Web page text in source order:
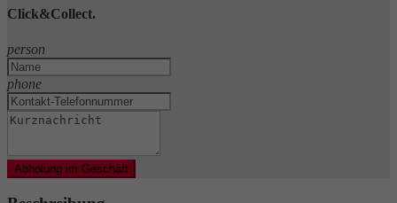
Click&Collect.
person
phone
Abholung im Geschäft